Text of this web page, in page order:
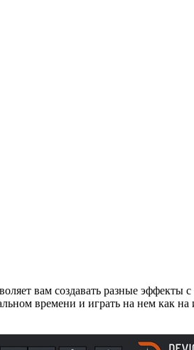
вам создавать разные эффекты
времени и играть на нем как